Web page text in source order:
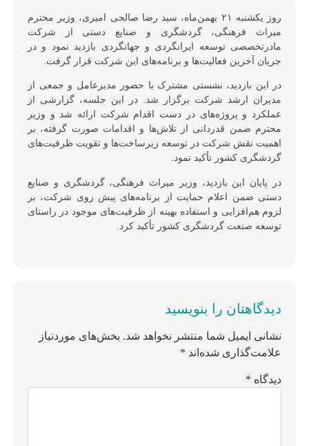
روز یکشنبه ۲۱ بهمن‌ماه، سید رضا صالحی امیری، وزیر محترم
میراث فرهنگی، گردشگری و صنایع دستی از شرکت
مادرتخصصی توسعه ایرانگردی و جهانگردی بازدید نمود و در
جریان آخرین فعالیت‌ها و برنامه‌های این شرکت قرار گرفت.
در این بازدید، نشستی مشترک با حضور مدیرعامل و جمعی از
مدیران ارشد شرکت برگزار شد. در این جلسه، گزارشی از
عملکرد و پروژه‌های در دست اقدام شرکت ارائه شد و وزیر
محترم ضمن قدردانی از تلاش‌ها و اقدامات صورت گرفته، بر
اهمیت نقش شرکت در توسعه زیرساخت‌ها و تقویت ظرفیت‌های
گردشگری کشور تأکید نمود.
در پایان این بازدید، وزیر میراث فرهنگی، گردشگری و صنایع
دستی ضمن اعلام حمایت از برنامه‌های پیش روی شرکت، بر
لزوم هم‌افزایی و استفاده بهینه از ظرفیت‌های موجود در راستای
توسعه صنعت گردشگری کشور تأکید کرد.
دیدگاهتان را بنویسید
نشانی ایمیل شما منتشر نخواهد شد. بخش‌های موردنیاز
علامت‌گذاری شده‌اند *
دیدگاه *